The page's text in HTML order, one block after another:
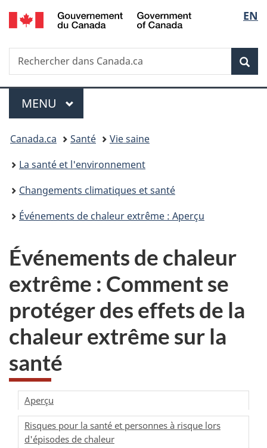
Passer
au
principal
Passer
à
Au
du
Passer
à
version
simplifiée
de
la
EN
Recherche
Rechercher
dans
Menu
MENU PRINCIPAL
Vous
êtes
ici :
Canada.ca Santé
Vie saine
La santé et l'environnement
Changements climatiques et santé
Événements de chaleur extrême : Aperçu
Événements de chaleur
extrême : Comment se
protéger des effets de la
chaleur extrême sur la
santé
Aperçu
Risques pour la santé et personnes à risque lors
d'épisodes de chaleur